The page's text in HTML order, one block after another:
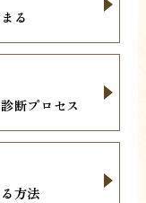
る
断プロセス
方法